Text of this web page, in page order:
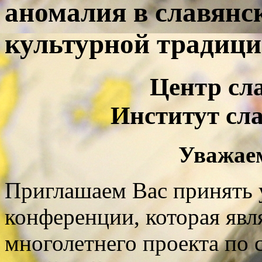
аномалия в
культурной
Центр
Институт
Приглашаем Вас принять
конференции, которая
многолетнего проекта